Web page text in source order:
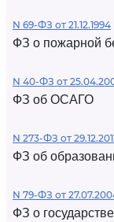
N 69-ФЗ от 21.12.1994
ФЗ о пожарной
N 40-ФЗ от
ФЗ об ОСАГО
N 273-ФЗ от
ФЗ об
N 79-ФЗ от
ФЗ о